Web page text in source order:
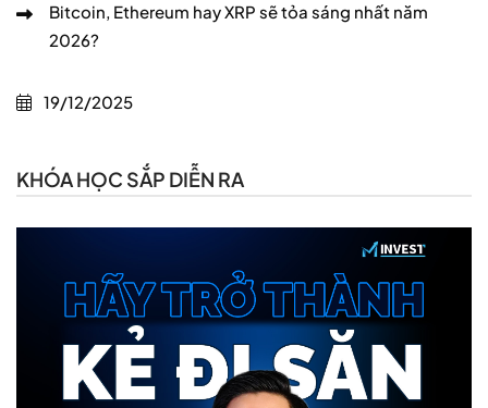
Bitcoin, Ethereum hay XRP sẽ tỏa sáng nhất năm
2026?
19/12/2025
KHÓA HỌC SẮP DIỄN RA